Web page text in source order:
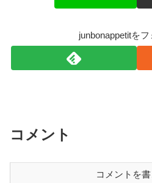
junbonappetitを
コメント
コメントを